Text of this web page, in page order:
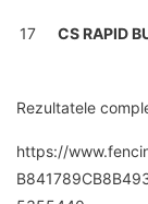
17 CS RAPID
Rezultatele
https://